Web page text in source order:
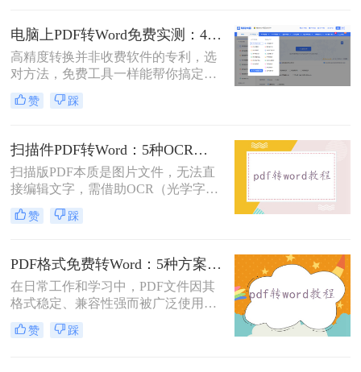
钱呢？本文将介绍几种不花钱的常用
方法，帮助您轻松实现PDF到Word的
转换。
电脑上PDF转Word免费实测：4个方案的转换效果和注意事项！
高精度转换并非收费软件的专利，选
对方法，免费工具一样能帮你搞定复
杂排版。“免费的工具转换效果肯定
很差吧？”这是我作为办公软件测评
处理pdf转word时，往往陷入“收费软
件太贵，免费工具怕坑”的两难境
地。那么电脑上怎么把pdf转成word免
费呢？
赞 踩
扫描件PDF转Word：5种OCR方案的识别精度和速度对比！
扫描版PDF本质是图片文件，无法直
接编辑文字，需借助OCR（光学字符
识别）技术提取文字并转换为可编辑
的Word格式。那么扫描pdf怎么转换
5种主流方案，助您高效完成转换。
赞 踩
PDF格式免费转Word：5种方案的速度、精度、文件限制对比！
在日常工作和学习中，PDF文件因其
格式稳定、兼容性强而被广泛使用。
然而，当需要对PDF内容进行编辑
时，很多人会遇到困难。此时，将
赞 踩